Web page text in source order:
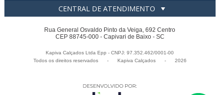
CENTRAL DE ATENDIMENTO
Rua General Osvaldo Pinto da Veiga, 692 Centro
CEP 88745-000 - Capivari de Baixo - SC
Kapiva Calçados Ltda Epp - CNPJ: 97.352.462/0001-00
Todos os direitos reservados
- Kapiva Calçados - 2026